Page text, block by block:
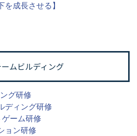
成長させる】
ムビルディング
グ研修
ディング研修
ーム研修
ョン研修